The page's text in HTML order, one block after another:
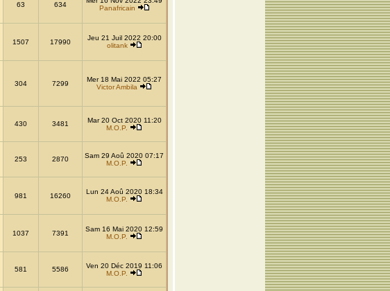
63 634
Panafricain
1507 17990
Jeu 21 Juil 2022 20:00
olitank
304 7299
Mer 18 Mai 2022 05:27
Victor Ambila
430 3481
Mar 20 Oct 2020 11:20
M.O.P.
253 2870
Sam 29 Aoû 2020 07:17
M.O.P.
981 16260
Lun 24 Aoû 2020 18:34
M.O.P.
1037 7391
Sam 16 Mai 2020 12:59
M.O.P.
581 5586
Ven 20 Déc 2019 11:06
M.O.P.